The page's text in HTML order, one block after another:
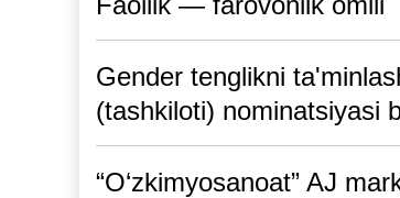
Gender tenglikni
(tashkiloti) nominatsiyasi
“O‘zkimyosanoat” AJ